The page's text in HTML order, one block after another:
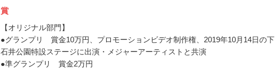
賞
【オリジナル部門】
●グランプリ 賞金10万円、プロモーションビデオ制作権、2019年10月14日の下
石井公園特設ステージに出演・メジャーアーティストと共演
●準グランプリ 賞金2万円